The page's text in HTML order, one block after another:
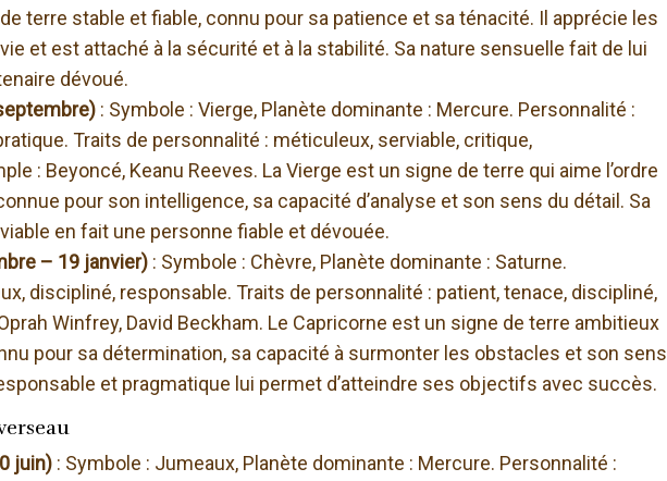
terre stable et fiable, connu pour sa patience et sa ténacité. Il apprécie les
et est attaché à la sécurité et à la stabilité. Sa nature sensuelle fait de lui
dévoué.
: Symbole : Vierge, Planète dominante : Mercure. Personnalité :
Traits de personnalité : méticuleux, serviable, critique,
: Beyoncé, Keanu Reeves. La Vierge est un signe de terre qui aime l’ordre
pour son intelligence, sa capacité d’analyse et son sens du détail. Sa
en fait une personne fiable et dévouée.
– 19 janvier) : Symbole : Chèvre, Planète dominante : Saturne.
discipliné, responsable. Traits de personnalité : patient, tenace, discipliné,
Winfrey, David Beckham. Le Capricorne est un signe de terre ambitieux
pour sa détermination, sa capacité à surmonter les obstacles et son sens
et pragmatique lui permet d’atteindre ses objectifs avec succès.
juin) : Symbole : Jumeaux, Planète dominante : Mercure. Personnalité :